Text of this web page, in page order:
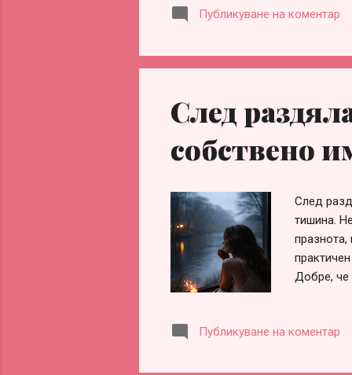
оформи сам, ако честно
заради разочарования,
партньорство. Истината обаче
Публикуване на коментар
След
собствено
След
тишина.
Добре, че
Валери.
спокойно
Публикуване на коментар